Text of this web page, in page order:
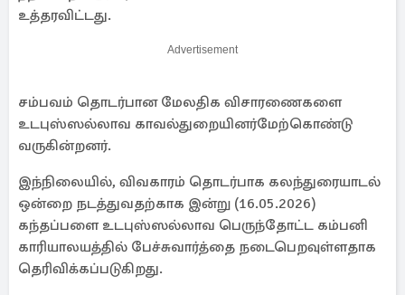
உத்தரவிட்டது.
Advertisement
சம்பவம் தொடர்பான மேலதிக விசாரணைகளை
உடபுஸ்ஸல்லாவ காவல்துறையினர்மேற்கொண்டு
வருகின்றனர்.
இந்நிலையில், விவகாரம் தொடர்பாக கலந்துரையாடல்
ஒன்றை நடத்துவதற்காக இன்று (16.05.2026)
கந்தப்பளை உடபுஸ்ஸல்லாவ பெருந்தோட்ட கம்பனி
காரியாலயத்தில் பேச்சுவார்த்தை நடைபெறவுள்ளதாக
தெரிவிக்கப்படுகிறது.